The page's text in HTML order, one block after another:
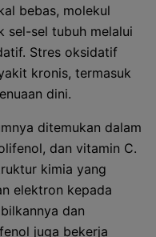
bebas, molekul
sel-sel tubuh melalui
Stres oksidatif
kronis, termasuk
dini.
ditemukan dalam
dan vitamin C.
kimia yang
elektron kepada
dan
juga bekerja